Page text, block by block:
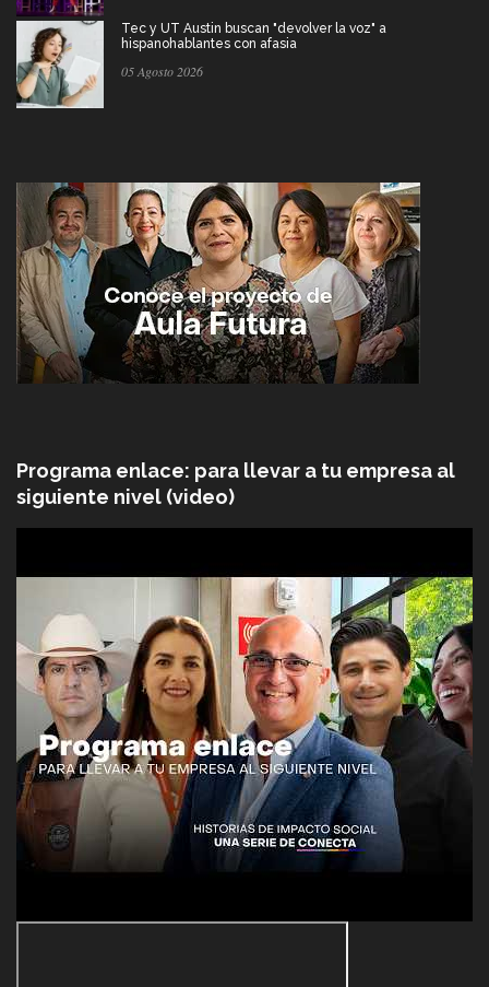
Tec y UT Austin buscan "devolver la voz" a
hispanohablantes con afasia
05 Agosto 2026
Programa enlace: para llevar a tu empresa al
siguiente nivel (video)